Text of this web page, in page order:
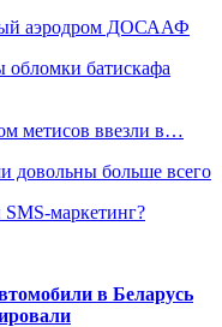
аэродром ДОСААФ
обломки батискафа
метисов ввезли в…
довольны больше всего
маркетинг?
в Беларусь